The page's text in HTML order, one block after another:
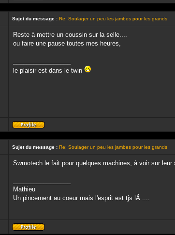
Profil
Sujet du message : Re: Soulager un peu les jambes pour les grands
Reste à mettre un coussin sur la selle....
ou faire une pause toutes mes heures,
le plaisir est dans le twin
Profil
Sujet du message : Re: Soulager un peu les jambes pour les grands
Swmotech le fait pour quelques machines, à voir sur leur
Mathieu
Un pincement au coeur mais l'esprit est tjs lÃ ....
Profil